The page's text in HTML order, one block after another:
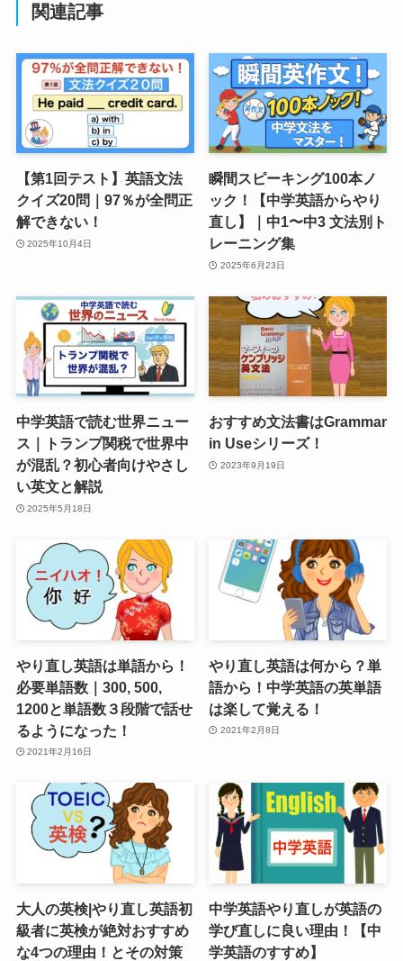
関連記事
【第1回テスト】英語文法
クイズ20問｜97％が全問正
解できない！
2025年10月4日
瞬間スピーキング100本ノ
ック！【中学英語からやり
直し】｜中1〜中3 文法別ト
レーニング集
2025年6月23日
中学英語で読む世界ニュー
ス｜トランプ関税で世界中
が混乱？初心者向けやさし
い英文と解説
2025年5月18日
おすすめ文法書はGrammar
in Useシリーズ！
2023年9月19日
やり直し英語は単語から！
必要単語数｜300, 500,
1200と単語数３段階で話せ
るようになった！
2021年2月16日
やり直し英語は何から？単
語から！中学英語の英単語
は楽して覚える！
2021年2月8日
大人の英検|やり直し英語初
級者に英検が絶対おすすめ
な4つの理由！とその対策
中学英語やり直しが英語の
学び直しに良い理由！【中
学英語のすすめ】